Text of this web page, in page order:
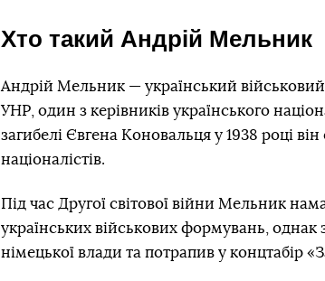
Хто такий Андрій Мельник
Андрій Мельник — український військовий
УНР, один з керівників українського
загибелі Євгена Коновальця у 1938 році
націоналістів.
Під час Другої світової війни Мельник
українських військових формувань,
німецької влади та потрапив у концтабір